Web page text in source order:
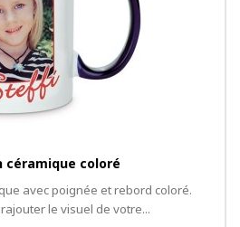
céramique coloré
avec poignée et rebord coloré.
le visuel de votre...